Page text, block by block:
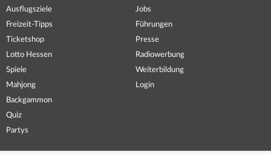
Ausflugsziele
Freizeit-Tipps
Ticketshop
Lotto Hessen
Spiele
Mahjong
Backgammon
Quiz
Partys
Jobs
Führungen
Presse
Radiowerbung
Weiterbildung
Login